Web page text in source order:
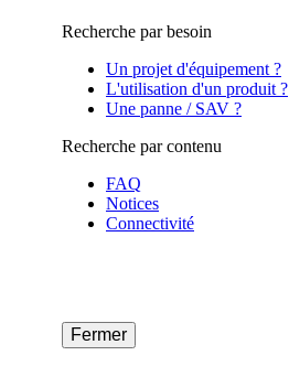
Recherche par besoin
Un projet d'équipement ?
L'utilisation d'un produit ?
Une panne / SAV ?
Recherche par contenu
FAQ
Notices
Connectivité
Fermer